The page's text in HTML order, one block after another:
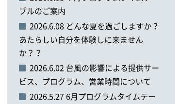
ブルのご案内
2026.6.08 どんな夏を過ごしますか？
あたらしい自分を体験しに来ません
か？？
2026.6.02 台風の影響による提供サー
ビス、プログラム、営業時間について
2026.5.27 6月プログラムタイムテー